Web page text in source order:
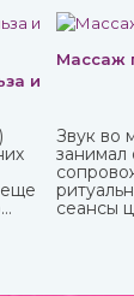
и
еще
Массаж
Звук во
занимал
сеансы